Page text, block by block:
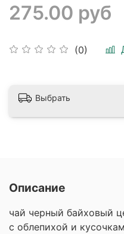
(0)
275.00 руб
Выбрать
Описание
чай черный байховый
с облепихой и